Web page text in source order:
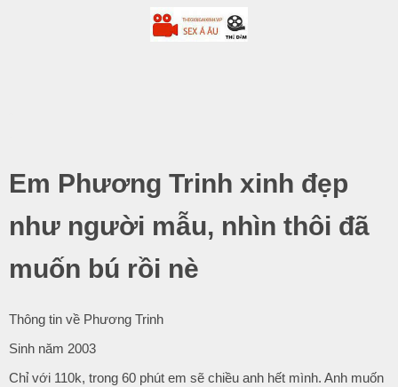
Em Phương Trinh xinh đẹp
như người mẫu, nhìn thôi đã
muốn bú rồi nè
Thông tin về Phương Trinh
Sinh năm 2003
Chỉ với 110k, trong 60 phút em sẽ chiều anh hết mình. Anh muốn